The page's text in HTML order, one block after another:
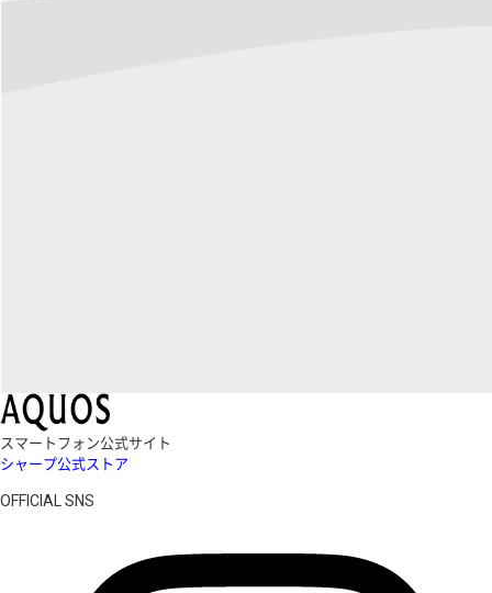
スマートフォン公式サイト
シャープ公式ストア
OFFICIAL SNS